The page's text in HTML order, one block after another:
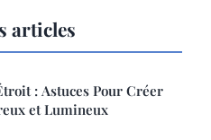
articles
: Astuces Pour Créer
et Lumineux